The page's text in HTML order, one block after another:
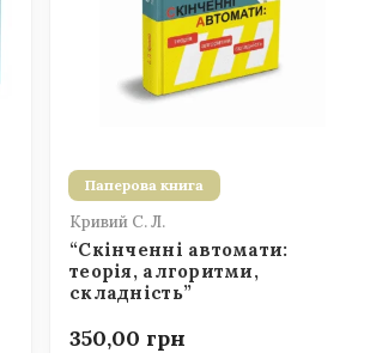
Паперова книга
Кривий С. Л.
“Скінченні автомати:
теорія, алгоритми,
складність”
350,00